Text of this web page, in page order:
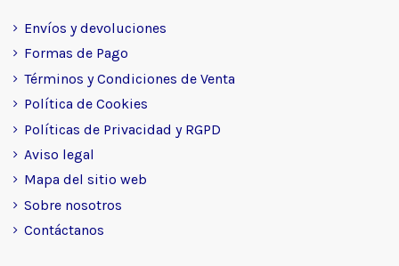
Envíos y devoluciones
Formas de Pago
Términos y Condiciones de Venta
Política de Cookies
Políticas de Privacidad y RGPD
Aviso legal
Mapa del sitio web
Sobre nosotros
Contáctanos